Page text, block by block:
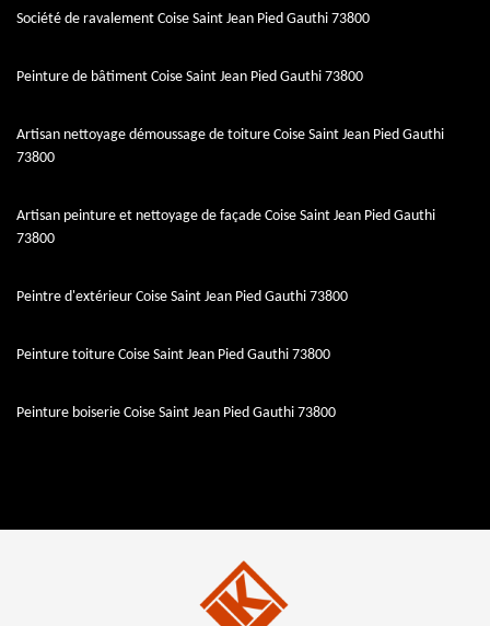
Société de ravalement Coise Saint Jean Pied Gauthi 73800
Peinture de bâtiment Coise Saint Jean Pied Gauthi 73800
Artisan nettoyage démoussage de toiture Coise Saint Jean Pied Gauthi
73800
Artisan peinture et nettoyage de façade Coise Saint Jean Pied Gauthi
73800
Peintre d'extérieur Coise Saint Jean Pied Gauthi 73800
Peinture toiture Coise Saint Jean Pied Gauthi 73800
Peinture boiserie Coise Saint Jean Pied Gauthi 73800